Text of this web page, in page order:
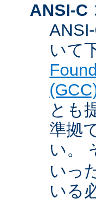
ANSI-C
いて
とも
準拠
い。
いっ
いる